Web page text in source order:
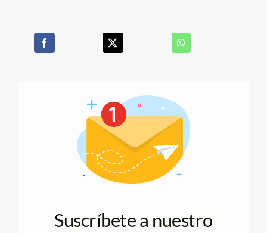
Suscríbete a nuestro